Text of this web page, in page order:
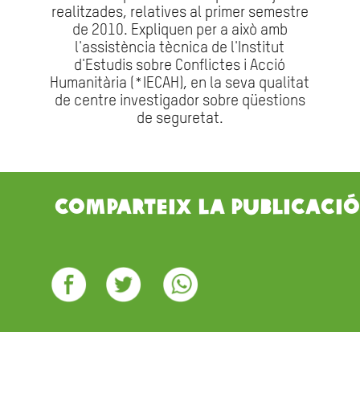
realitzades, relatives al primer semestre
de 2010. Expliquen per a això amb
l'assistència tècnica de l'Institut
d'Estudis sobre Conflictes i Acció
Humanitària (*IECAH), en la seva qualitat
de centre investigador sobre qüestions
de seguretat.
Comparteix la publicació